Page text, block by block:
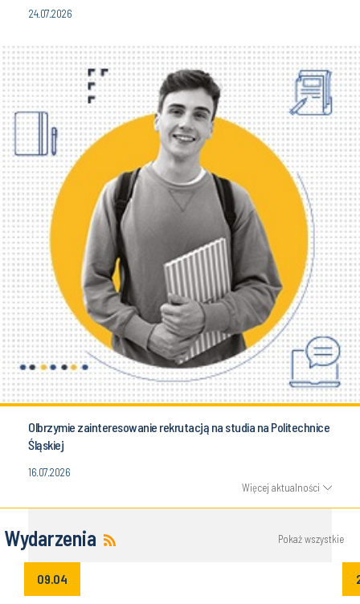
24.07.2026
Olbrzymie zainteresowanie rekrutacją na studia na Politechnice
Śląskiej
16.07.2026
Więcej aktualności
Wydarzenia Pokaż wszystkie
09.04